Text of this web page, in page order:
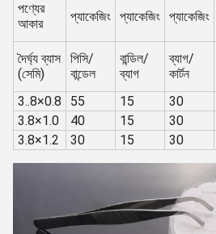
পণ্যের
আকার
প্যাকেজিং প্যাকেজিং প্যাকেজিং
দৈর্ঘ্য ব্যাস
(সেমি)
পিসি/
বান্ডেল
বান্ডিল/
ব্যাগ
ব্যাগ/
কার্টন
3..8×0.8 55 15 30
3.8×1.0
40 15 30
3.8×1.2
30 15 30